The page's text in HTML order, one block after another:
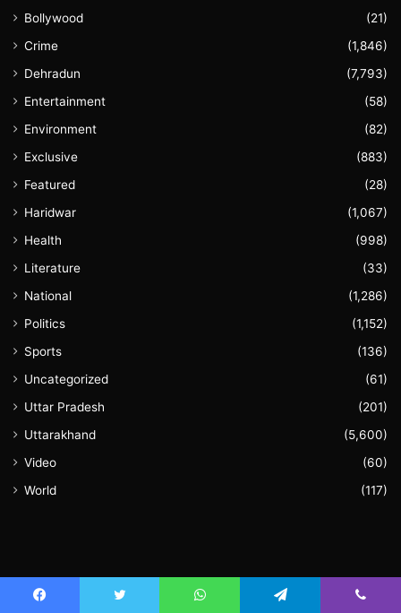
Bollywood
(21)
Crime
(1,846)
Dehradun
(7,793)
Entertainment
(58)
Environment
(82)
Exclusive
(883)
Featured
(28)
Haridwar
(1,067)
Health
(998)
Literature
(33)
National
(1,286)
Politics
(1,152)
Sports
(136)
Uncategorized
(61)
Uttar Pradesh
(201)
Uttarakhand
(5,600)
Video
(60)
World
(117)